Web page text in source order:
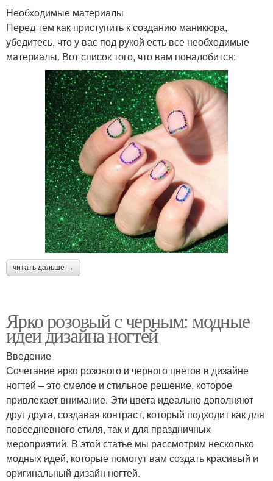
Необходимые материалы
Перед тем как приступить к созданию маникюра,
убедитесь, что у вас под рукой есть все необходимые
материалы. Вот список того, что вам понадобится:
читать дальше →
Ярко розовый с черным: модные
идеи дизайна ногтей
Введение
Сочетание ярко розового и черного цветов в дизайне
ногтей – это смелое и стильное решение, которое
привлекает внимание. Эти цвета идеально дополняют
друг друга, создавая контраст, который подходит как для
повседневного стиля, так и для праздничных
мероприятий. В этой статье мы рассмотрим несколько
модных идей, которые помогут вам создать красивый и
оригинальный дизайн ногтей.